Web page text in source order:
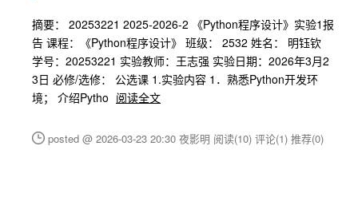
摘要： 20253221 2025-2026-2 《Python程序设计》实验1报
告 课程：《Python程序设计》 班级： 2532 姓名： 明钰钦
学号：20253221 实验教师：王志强 实验日期：2026年3月2
3日 必修/选修： 公选课 1.实验内容 1．熟悉Python开发环
境； 介绍Pytho 阅读全文
posted @ 2026-03-23 20:30 夜影明 阅读(10) 评论(1) 推荐(0)